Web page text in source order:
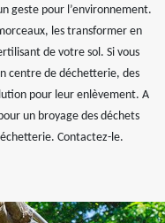
geste pour l’environnement.
les transformer en
de votre sol. Si vous
centre de déchetterie, des
pour leur enlèvement. A
un broyage des déchets
Contactez-le.